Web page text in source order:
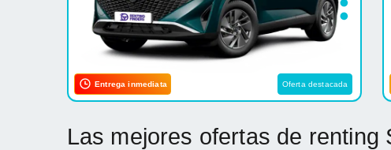
Entrega inmediata Oferta destacada
Las mejores ofertas de renting